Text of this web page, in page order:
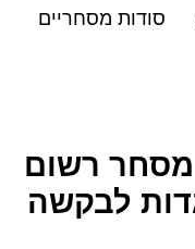
סודות מסחריים
מסחר רשום
לבקשה